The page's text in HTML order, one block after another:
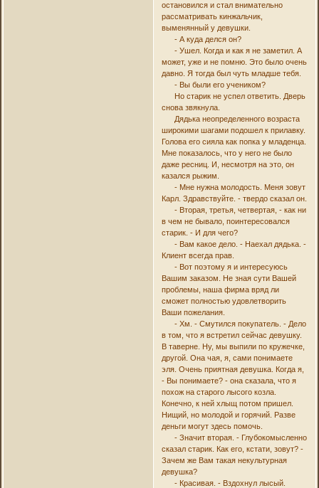
остановился и стал внимательно
рассматривать кинжальчик,
выменянный у девушки.
- А куда делся он?
- Ушел. Когда и как я не заметил. А
может, уже и не помню. Это было очень
давно. Я тогда был чуть младше тебя.
- Вы были его учеником?
Но старик не успел ответить. Дверь
снова звякнула.
Дядька неопределенного возраста
широкими шагами подошел к прилавку.
Голова его сияла как попка у младенца.
Мне показалось, что у него не было
даже ресниц. И, несмотря на это, он
казался рыжим.
- Мне нужна молодость. Меня зовут
Карл. Здравствуйте. - твердо сказал он.
- Вторая, третья, четвертая, - как ни
в чем не бывало, поинтересовался
старик. - И для чего?
- Вам какое дело. - Наехал дядька. -
Клиент всегда прав.
- Вот поэтому я и интересуюсь
Вашим заказом. Не зная сути Вашей
проблемы, наша фирма вряд ли
сможет полностью удовлетворить
Ваши пожелания.
- Хм. - Смутился покупатель. - Дело
в том, что я встретил сейчас девушку.
В таверне. Ну, мы выпили по кружечке,
другой. Она чая, я, сами понимаете
эля. Очень приятная девушка. Когда я,
- Вы понимаете? - она сказала, что я
похож на старого лысого козла.
Конечно, к ней хлыщ потом пришел.
Нищий, но молодой и горячий. Разве
деньги могут здесь помочь.
- Значит вторая. - Глубокомысленно
сказал старик. Как его, кстати, зовут? -
Зачем же Вам такая некультурная
девушка?
- Красивая. - Вздохнул лысый.